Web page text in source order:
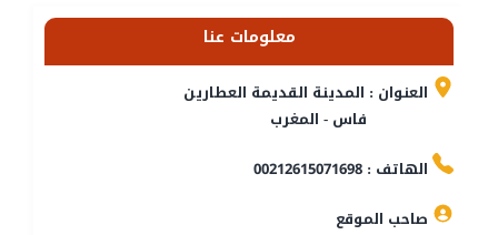
معلومات عنا
العنوان : المدينة القديمة العطارين
فاس - المغرب
الهاتف : 00212615071698
صاحب الموقع